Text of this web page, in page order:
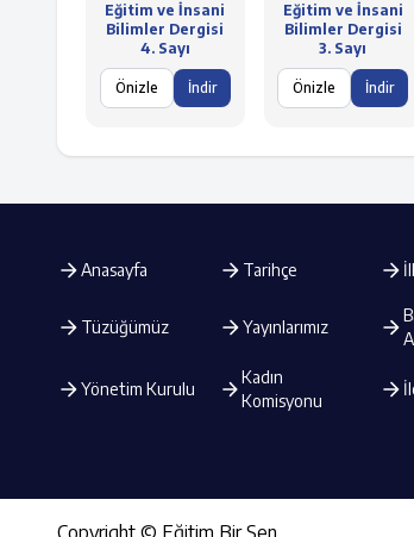
Eğitim ve İnsani
Bilimler Dergisi
4. Sayı
Önizle İndir
Eğitim ve İnsani
Bilimler Dergisi
3. Sayı
Önizle İndir
Anasayfa Tarihçe
Tüzüğümüz Yayınlarımız
Yönetim Kurulu
Kadın
Komisyonu
Copyright © Eğitim Bir Sen